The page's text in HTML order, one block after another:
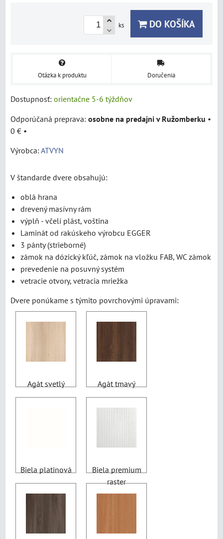
ks DO KOŠÍKA
Otázka k produktu Doručenia
Dostupnosť: orientačne 5-6 týždňov
osobne na predajni v Ružomberku •
0 € •
Výrobca:ATVYN
V štandarde dvere obsahujú:
oblá hrana
drevený masívny rám
výplň - včelí plást, voština
Laminát od rakúskeho výrobcu EGGER
3 pánty (strieborné)
zámok na dózický kľúč, zámok na vložku FAB, WC zámok
prevedenie na posuvný systém
vetracie otvory, vetracia mriežka
Dvere ponúkame s týmito povrchovými úpravami:
Agát svetlý Agát tmavý
Biela platinová
Biela premium
raster